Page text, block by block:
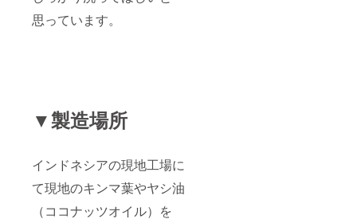
思っています。
▼製造場所
インドネシアの現地工場に
て現地のキンマ葉やヤシ油
（ココナッツオイル）を